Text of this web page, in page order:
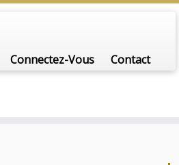
Connectez-Vous Contact